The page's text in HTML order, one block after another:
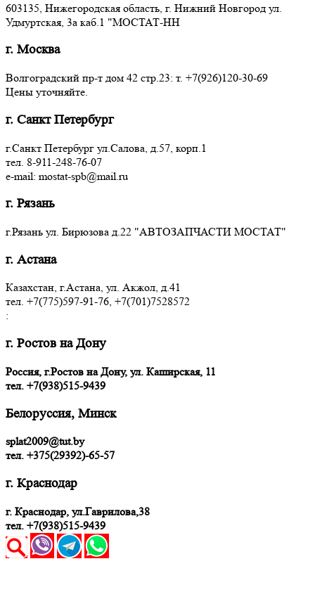
603135, Нижегородская область, г. Нижний Новгород ул.
Удмуртская, 3a каб.1 "МОСТАТ-НН
г. Москва
Волгоградский пр-т дом 42 стр.23: т. +7(926)120-30-69
Цены уточняйте.
г. Санкт Петербург
г.Санкт Петербург ул.Салова, д.57, корп.1
тел. 8-911-248-76-07
e-mail: mostat-spb@mail.ru
г. Рязань
г.Рязань ул. Бирюзова д.22 "АВТОЗАПЧАСТИ МОСТАТ"
г. Астана
Казахстан, г.Астана, ул. Акжол, д.41
тел. +7(775)597-91-76, +7(701)7528572
:
г. Ростов на Дону
Россия, г.Ростов на Дону, ул. Каширская, 11
тел. +7(938)515-9439
Белоруссия, Минск
splat2009@tut.by
тел. +375(29392)-65-57
г. Краснодар
г. Краснодар, ул.Гаврилова,38
тел. +7(938)515-9439